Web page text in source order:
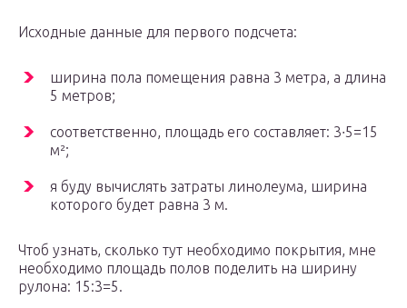
Исходные данные для первого подсчета:
ширина пола помещения равна 3 метра, а длина
5 метров;
соответственно, площадь его составляет: 3∙5=15
м²;
я буду вычислять затраты линолеума, ширина
которого будет равна 3 м.
Чтоб узнать, сколько тут необходимо покрытия, мне
необходимо площадь полов поделить на ширину
рулона: 15:3=5.